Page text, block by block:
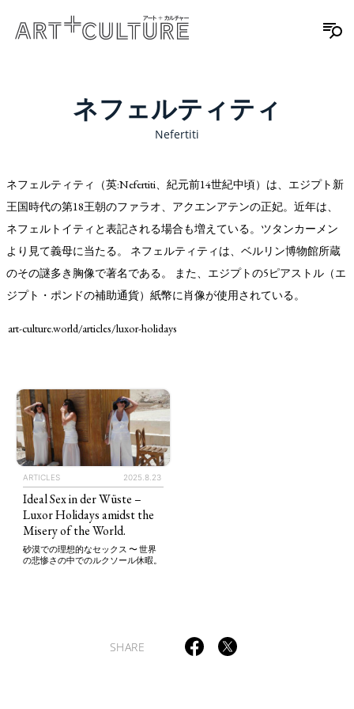
TAGS PEOPLE
ART WORLD CULTURAL ESSAYS
ネフェルティティ
Nefertiti
ネフェルティティ（英:Nefertiti、紀元前14世紀中頃）は、エジプト新
王国時代の第18王朝のファラオ、アクエンアテンの正妃。近年は、
ネフェルトイティと表記される場合も増えている。ツタンカーメン
より見て義母に当たる。 ネフェルティティは、ベルリン博物館所蔵
のその謎多き胸像で著名である。 また、エジプトの5ピアストル（エ
ジプト・ポンドの補助通貨）紙幣に肖像が使用されている。
art-culture.world/articles/luxor-holidays
ARTICLES 2025.8.23
Ideal Sex in der Wüste –
Luxor Holidays amidst the
Misery of the World.
砂漠での理想的なセックス 〜 世界
の悲惨さの中でのルクソール休暇。
SHARE